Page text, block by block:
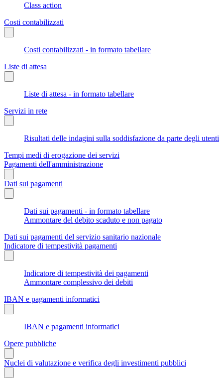
Class action
Costi contabilizzati
Costi contabilizzati - in formato tabellare
Liste di attesa
Liste di attesa - in formato tabellare
Servizi in rete
Risultati delle indagini sulla soddisfazione da parte degli utenti
Tempi medi di erogazione dei servizi
Pagamenti dell'amministrazione
Dati sui pagamenti
Dati sui pagamenti - in formato tabellare
Ammontare del debito scaduto e non pagato
Dati sui pagamenti del servizio sanitario nazionale
Indicatore di tempestività pagamenti
Indicatore di tempestività dei pagamenti
Ammontare complessivo dei debiti
IBAN e pagamenti informatici
IBAN e pagamenti informatici
Opere pubbliche
Nuclei di valutazione e verifica degli investimenti pubblici